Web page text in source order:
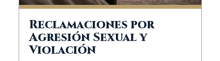
Reclamaciones por
Agresión Sexual y
Violación